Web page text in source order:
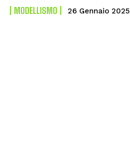
MODELLISMO 26 Gennaio 2025